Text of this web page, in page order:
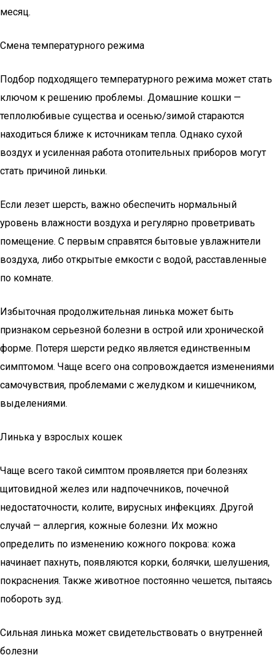
месяц.
Смена температурного режима
Подбор подходящего температурного режима может стать
ключом к решению проблемы. Домашние кошки —
теплолюбивые существа и осенью/зимой стараются
находиться ближе к источникам тепла. Однако сухой
воздух и усиленная работа отопительных приборов могут
стать причиной линьки.
Если лезет шерсть, важно обеспечить нормальный
уровень влажности воздуха и регулярно проветривать
помещение. С первым справятся бытовые увлажнители
воздуха, либо открытые емкости с водой, расставленные
по комнате.
Избыточная продолжительная линька может быть
признаком серьезной болезни в острой или хронической
форме. Потеря шерсти редко является единственным
симптомом. Чаще всего она сопровождается изменениями
самочувствия, проблемами с желудком и кишечником,
выделениями.
Линька у взрослых кошек
Чаще всего такой симптом проявляется при болезнях
щитовидной желез или надпочечников, почечной
недостаточности, колите, вирусных инфекциях. Другой
случай — аллергия, кожные болезни. Их можно
определить по изменению кожного покрова: кожа
начинает пахнуть, появляются корки, болячки, шелушения,
покраснения. Также животное постоянно чешется, пытаясь
побороть зуд.
Сильная линька может свидетельствовать о внутренней
болезни